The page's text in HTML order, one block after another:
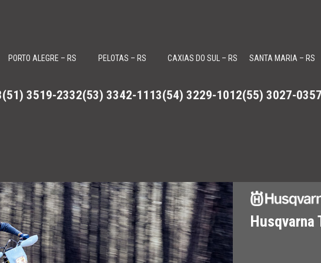
PORTO ALEGRE – RS
(51) 3519-2332
PELOTAS – RS
(53) 3342-1113
CAXIAS DO SUL – RS
(54) 3229-1012
SANTA MARIA – RS
(55) 3027-
Husqvarna